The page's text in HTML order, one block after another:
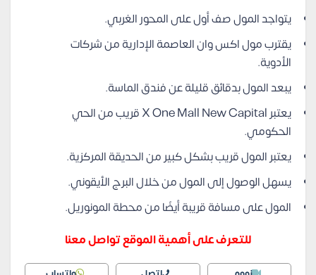
يتواجد المول صف أول على المحور الغربي.
يقترب مول اكس وان العاصمة الإدارية من شركات
الأدوية.
يبعد المول بدقائق قليلة عن فندق الماسة.
يعتبر X One Mall New Capital قريب من الحي
الحكومي.
يعتبر المول قريب بشكل كبير من الحديقة المركزية.
يسهل الوصول إلى المول من خلال البرج الأيقوني.
المول على مسافة قريبة أيضًا من محطة المونوريل.
للتعرف على أهمية الموقع تواصل معنا